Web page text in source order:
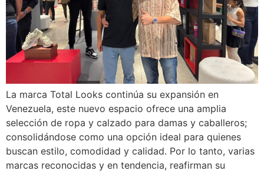
La marca Total Looks continúa su expansión en
Venezuela, este nuevo espacio ofrece una amplia
selección de ropa y calzado para damas y caballeros;
consolidándose como una opción ideal para quienes
buscan estilo, comodidad y calidad. Por lo tanto, varias
marcas reconocidas y en tendencia, reafirman su